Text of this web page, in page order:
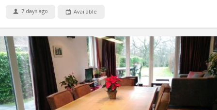
7 days ago Available
KV 822
Période locative court terme: 08/06/26 - 07/09/26 1 chambre à
louer (occupation simple) dans une colocation de 2 personnes,
avec douche privative dans une maison meublée et toute
équipée avec terrasse, jardin et parking. Cadre vert et tranquille,
située proche du centre ville et des grands axes...